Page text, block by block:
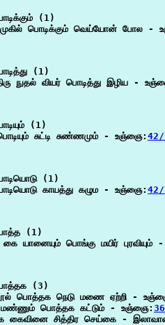
(1)
பொடிக்கும் வெய்யோன் போல -
(1)
நுதல் வியர் பொடித்து இழிய -
(1)
சுட்டி சுண்ணமும் - உஞ்ஞை: 42/
(1)
காயத்து கழும - உஞ்ஞை: 42/
(1)
யானையும் பொங்கு மயிர் புரவியும்
(3)
பொத்தக நெடு மணை ஏற்றி -
மண்ணும் பொத்தக கட்டும் - உஞ்ஞை:
கைவினை சித்திர செய்கை -